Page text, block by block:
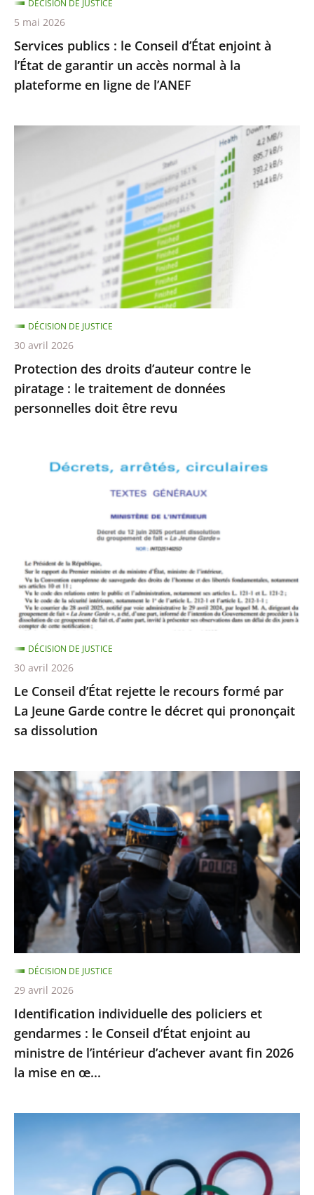
garantir
un
accès
normal
à
plateforme
Services publics : le Conseil d’État enjoint à
l’État de garantir un accès normal à la
plateforme en ligne de l’ANEF
DÉCISION DE JUSTICE
5 mai 2026
Protection
le
piratage
:
le
traitement
de
données
personnelles
doit
être
Protection des droits d’auteur contre le
piratage : le traitement de données
personnelles doit être revu
DÉCISION DE JUSTICE
30 avril 2026
Conseil
formé
par
La
Jeune
Garde
contre
le
décret
qui
sa
dissolution
Le Conseil d’État rejette le recours formé par
La Jeune Garde contre le décret qui prononçait
sa dissolution
DÉCISION DE JUSTICE
30 avril 2026
Identification
individuelle
des
policiers
et
gendarmes
Conseil
d’État
enjoint
au
ministre
de
l’intérieur
d’achever
fin
Identification individuelle des policiers et
gendarmes : le Conseil d’État enjoint au
ministre de l’intérieur d’achever avant fin 2026
la mise en œ...
DÉCISION DE JUSTICE
29 avril 2026
Olympiques
Paralympiques